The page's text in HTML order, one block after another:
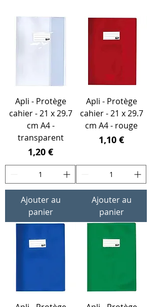
Apli - Protège
cahier - 21 x 29.7
cm A4 -
transparent
Prix
1,20 €
Ajouter au
panier
Apli - Protège
cahier - 21 x 29.7
cm A4 - rouge
Prix
1,10 €
Ajouter au
panier